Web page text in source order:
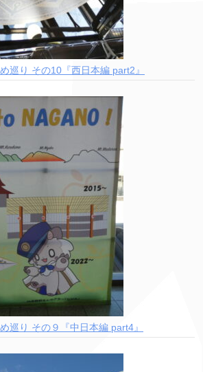
巡り その10『西日本編 part2』
巡り その９『中日本編 part4』